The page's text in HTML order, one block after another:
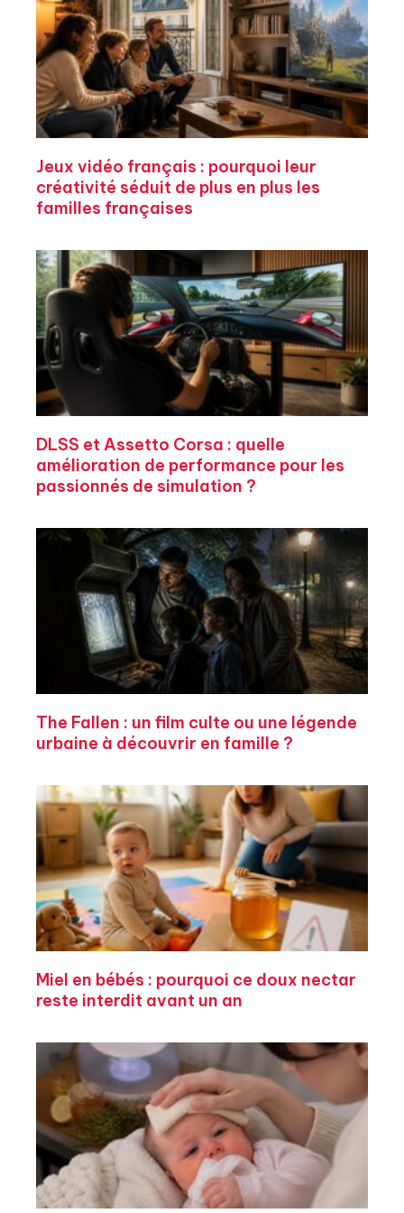
Jeux vidéo français : pourquoi leur
créativité séduit de plus en plus les
familles françaises
DLSS et Assetto Corsa : quelle
amélioration de performance pour les
passionnés de simulation ?
The Fallen : un film culte ou une légende
urbaine à découvrir en famille ?
Miel en bébés : pourquoi ce doux nectar
reste interdit avant un an